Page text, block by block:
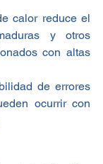
calor reduce el
y otros
con altas
de errores
ocurrir con